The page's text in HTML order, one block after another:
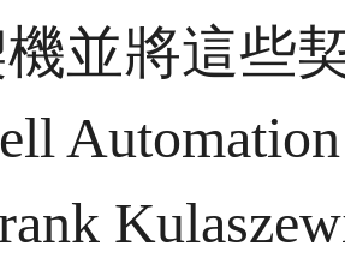
並將這些